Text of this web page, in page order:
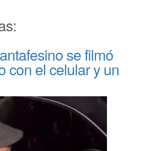
se filmó
con el celular y un